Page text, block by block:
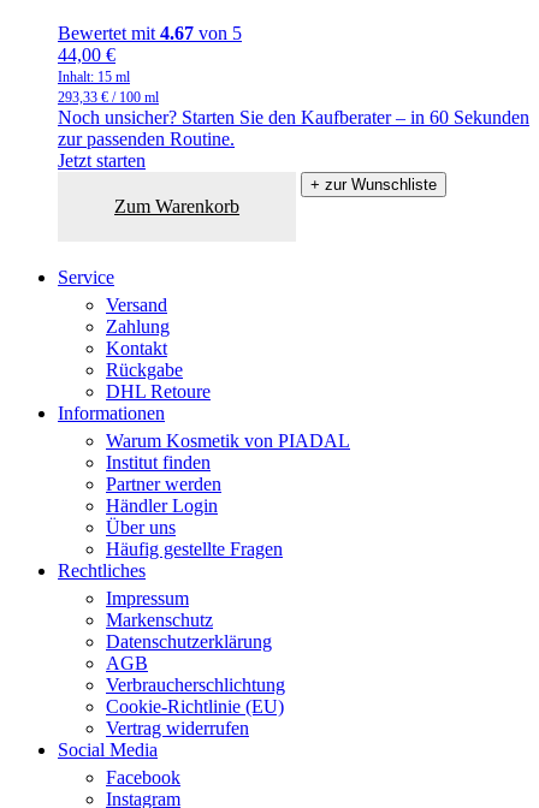
Bewertet mit 4.67 von 5
44,00 €
Inhalt: 15 ml
293,33 € / 100 ml
Noch unsicher? Starten Sie den Kaufberater – in 60 Sekunden
zur passenden Routine.
Jetzt starten
Zum Warenkorb
+ zur Wunschliste
Service
Versand
Zahlung
Kontakt
Rückgabe
DHL Retoure
Informationen
Warum Kosmetik von PIADAL
Institut finden
Partner werden
Händler Login
Über uns
Häufig gestellte Fragen
Rechtliches
Impressum
Markenschutz
Datenschutzerklärung
AGB
Verbraucherschlichtung
Cookie-Richtlinie (EU)
Vertrag widerrufen
Social Media
Facebook
Instagram